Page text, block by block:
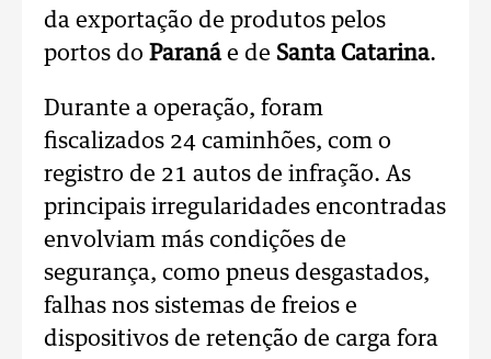
da exportação de produtos pelos
portos do Paraná e de Santa Catarina.
Durante a operação, foram
fiscalizados 24 caminhões, com o
registro de 21 autos de infração. As
principais irregularidades encontradas
envolviam más condições de
segurança, como pneus desgastados,
falhas nos sistemas de freios e
dispositivos de retenção de carga fora